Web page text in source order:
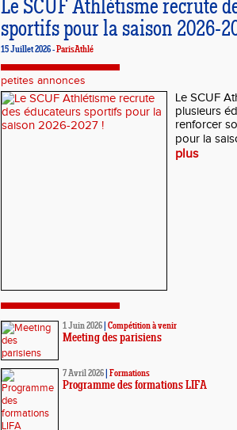
Le SCUF Athlétisme recrute
sportifs pour la saison 2026-
15 Juillet 2026 -ParisAthlé
petites annonces
Le SCUF
plusieurs
renforcer
pour la
plus
1 Juin 2026 Compétition à venir
Meeting des parisiens
7 Avril 2026 Formations
Programme des formations LIFA